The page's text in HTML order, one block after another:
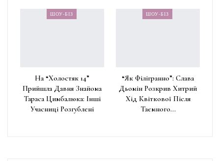
ШОУ-БІЗ
На “Холостяк 14”
Прийшла Давня Знайома
Тараса Цимбалюка: Інші
Учасниці Розгублені
ШОУ-БІЗ
“Як Філігранно”: Слава
Дьомін Розкрив Хитрий
Хід Квіткової Після
Таємного…